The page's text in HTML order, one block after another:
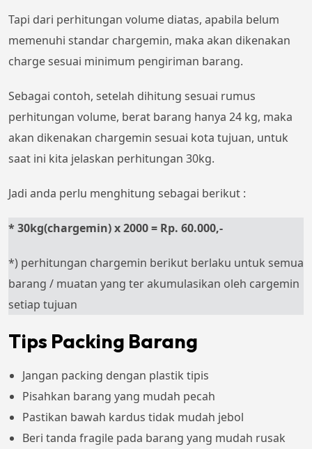
Tapi dari perhitungan volume diatas, apabila belum
memenuhi standar chargemin, maka akan dikenakan
charge sesuai minimum pengiriman barang.
Sebagai contoh, setelah dihitung sesuai rumus
perhitungan volume, berat barang hanya 24 kg, maka
akan dikenakan chargemin sesuai kota tujuan, untuk
saat ini kita jelaskan perhitungan 30kg.
Jadi anda perlu menghitung sebagai berikut :
* 30kg(chargemin) x 2000 = Rp. 60.000,-
*) perhitungan chargemin berikut berlaku untuk semua
barang / muatan yang ter akumulasikan oleh cargemin
setiap tujuan
Tips Packing Barang
Jangan packing dengan plastik tipis
Pisahkan barang yang mudah pecah
Pastikan bawah kardus tidak mudah jebol
Beri tanda fragile pada barang yang mudah rusak